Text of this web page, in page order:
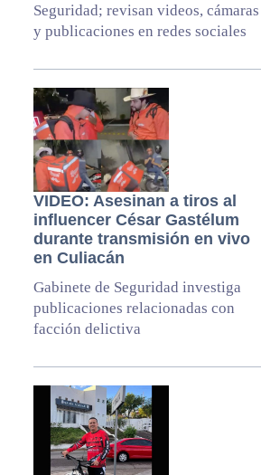
Seguridad; revisan videos, cámaras
y publicaciones en redes sociales
VIDEO: Asesinan a tiros al
influencer César Gastélum
durante transmisión en vivo
en Culiacán
Gabinete de Seguridad investiga
publicaciones relacionadas con
facción delictiva